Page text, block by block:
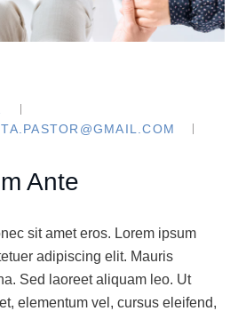
Ante
sit amet eros. Lorem ipsum
adipiscing elit. Mauris
Sed laoreet aliquam leo. Ut
elementum vel, cursus eleifend,